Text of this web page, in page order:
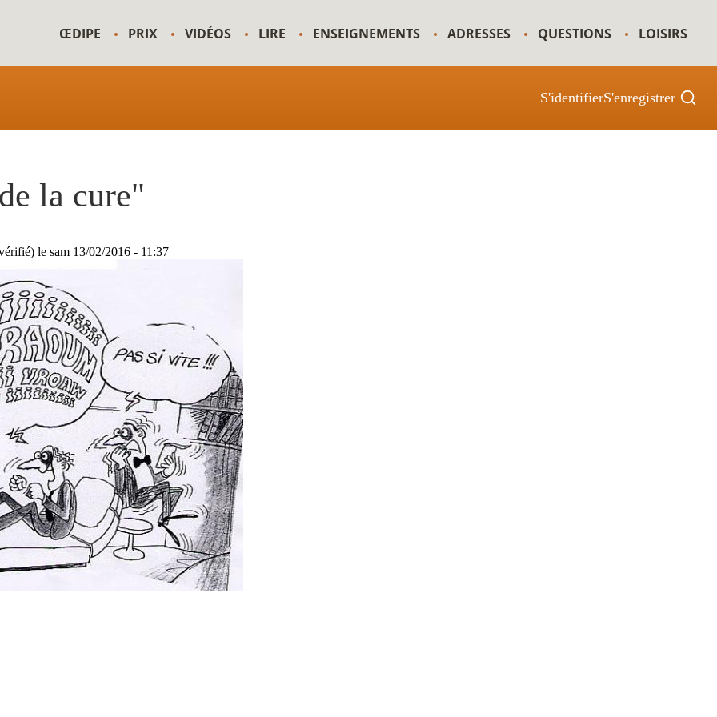
ŒDIPE PRIX VIDÉOS LIRE ENSEIGNEMENTS ADRESSES QUESTIONS LOISIRS
S'identifierS'enregistrer
la cure"
le sam 13/02/2016 - 11:37